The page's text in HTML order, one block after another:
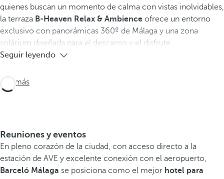
quienes buscan un momento de calma con vistas inolvidables,
la terraza B-Heaven Relax & Ambience ofrece un entorno
exclusivo con panorámicas 360º de Málaga y una zona
solárium diseñada para el descanso y el disfrute.
Seguir leyendo
Ver más
Reuniones y eventos
En pleno corazón de la ciudad, con acceso directo a la
estación de AVE y excelente conexión con el aeropuerto,
Barceló Málaga se posiciona como el mejor hotel para